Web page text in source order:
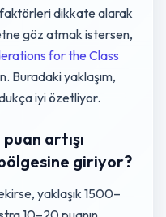
faktörleri dikkate alarak
göz atmak istersen,
for the Class
Buradaki yaklaşım,
iyi özetliyor.
artışı
giriyor?
yaklaşık 1500–